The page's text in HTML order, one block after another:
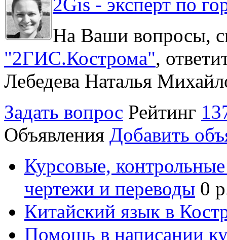
На Ваши вопросы,
"2ГИС.Кострома",
Лебедева Наталья
Задать вопрос Рейтинг
Объявления Добавить
Курсовые,
чертежи и переводы 0
Китайский язык в
Помощь в написании